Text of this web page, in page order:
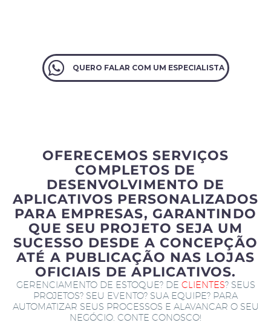
QUERO FALAR COM UM ESPECIALISTA
OFERECEMOS SERVIÇOS
COMPLETOS DE
DESENVOLVIMENTO DE
APLICATIVOS PERSONALIZADOS
PARA EMPRESAS, GARANTINDO
QUE SEU PROJETO SEJA UM
SUCESSO DESDE A CONCEPÇÃO
ATÉ A PUBLICAÇÃO NAS LOJAS
OFICIAIS DE APLICATIVOS.
GERENCIAMENTO DE ESTOQUE? DE CLIENTES? SEUS
PROJETOS? SEU EVENTO? SUA EQUIPE? PARA
AUTOMATIZAR SEUS PROCESSOS E ALAVANCAR O SEU
NEGÓCIO. CONTE CONOSCO!